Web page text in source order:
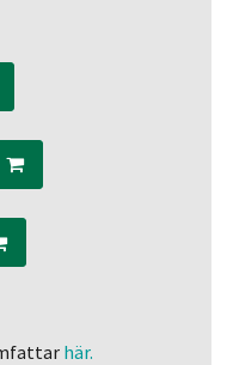
här.